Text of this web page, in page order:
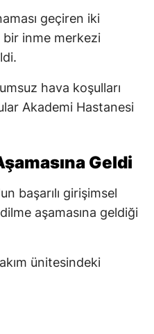
geçiren iki
inme merkezi
hava koşulları
Akademi Hastanesi
Geldi
başarılı girişimsel
aşamasına geldiği
ünitesindeki